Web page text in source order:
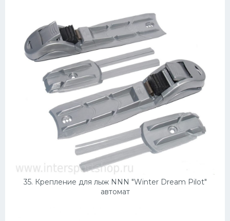
35. Крепление для лыж NNN "Winter Dream Pilot"
автомат